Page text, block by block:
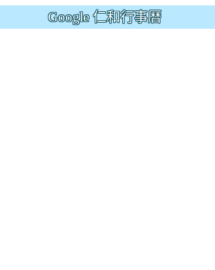
Google 仁和行事曆
ogle.com/presentation/d/